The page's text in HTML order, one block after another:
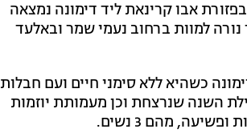
אבו קרינאת ליד דימונה נמצאה
נורה למוות ברחוב נעמי שמר ובאלעד
לדימונה כשהיא ללא סימני חיים ועם חבלות
פתה בחקירת האירוע. מדובר באישה ה-11 מתחילת השנה שנרצחת וכן מעמותת יוזמות